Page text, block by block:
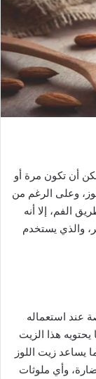
أن تكون مرة أو
وعلى الرغم من
الفم، إلا أنه
والذي يستخدم
عند استعماله
هذا الزيت
يساعد زيت اللوز
وأي ملوثات